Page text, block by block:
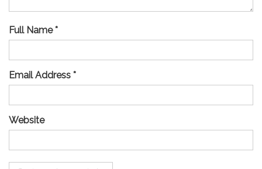
Full Name *
Email Address *
Website